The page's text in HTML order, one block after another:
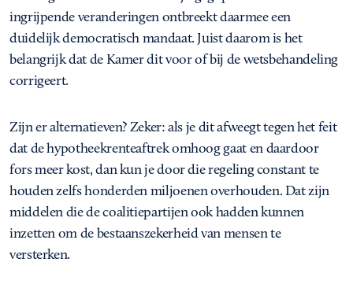
ingrijpende veranderingen ontbreekt daarmee een
duidelijk democratisch mandaat. Juist daarom is het
belangrijk dat de Kamer dit voor of bij de wetsbehandeling
corrigeert.
Zijn er alternatieven? Zeker: als je dit afweegt tegen het feit
dat de hypotheekrenteaftrek omhoog gaat en daardoor
fors meer kost, dan kun je door die regeling constant te
houden zelfs honderden miljoenen overhouden. Dat zijn
middelen die de coalitiepartijen ook hadden kunnen
inzetten om de bestaanszekerheid van mensen te
versterken.